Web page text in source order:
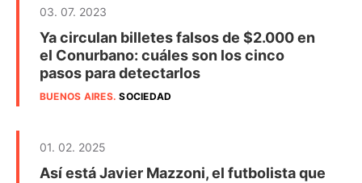
03. 07. 2023
Ya circulan billetes falsos de $2.000 en
el Conurbano: cuáles son los cinco
pasos para detectarlos
BUENOS AIRES.SOCIEDAD
01. 02. 2025
Así está Javier Mazzoni, el futbolista que